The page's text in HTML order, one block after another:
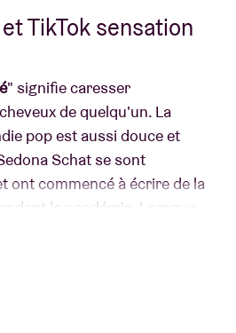
TikTok sensation
" signifie caresser
de quelqu'un. La
pop est aussi douce et
Schat se sont
ont commencé à écrire de la
la pandémie. Lorsque
mondial sur TikTok, ils ont
par Elektra Records.